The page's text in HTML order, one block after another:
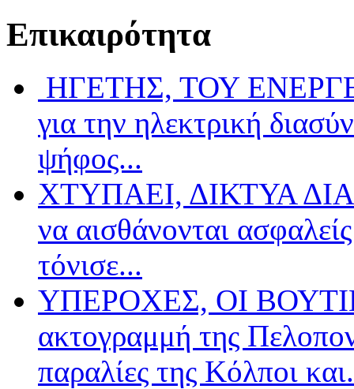
Επικαιρότητα
ΗΓΕΤΗΣ, ΤΟΥ
για την ηλεκτρική
ψήφος...
ΧΤΥΠΑΕΙ, ΔΙΚΤΥΑ
να αισθάνονται
τόνισε...
ΥΠΕΡΟΧΕΣ, ΟΙ
ακτογραμμή της
παραλίες της Κόλποι